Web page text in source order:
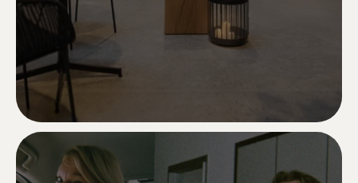
Skønne skønne skønne nye stole 😍😍
Betina S.